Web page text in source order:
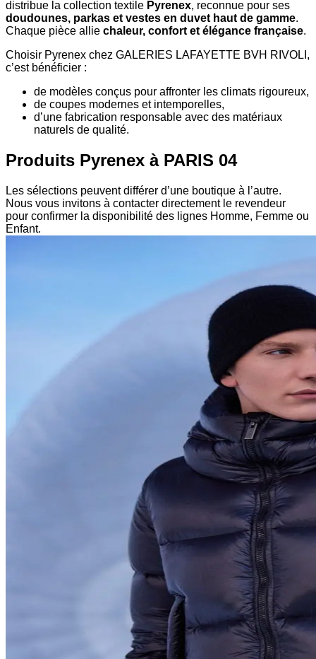
distribue la collection textile Pyrenex, reconnue pour ses
doudounes, parkas et vestes en duvet haut de gamme.
Chaque pièce allie chaleur, confort et élégance française.
Choisir Pyrenex chez GALERIES LAFAYETTE BVH RIVOLI,
c’est bénéficier :
de modèles conçus pour affronter les climats rigoureux,
de coupes modernes et intemporelles,
d’une fabrication responsable avec des matériaux
naturels de qualité.
Produits Pyrenex à PARIS 04
Les sélections peuvent différer d’une boutique à l’autre.
Nous vous invitons à contacter directement le revendeur
pour confirmer la disponibilité des lignes Homme, Femme ou
Enfant.